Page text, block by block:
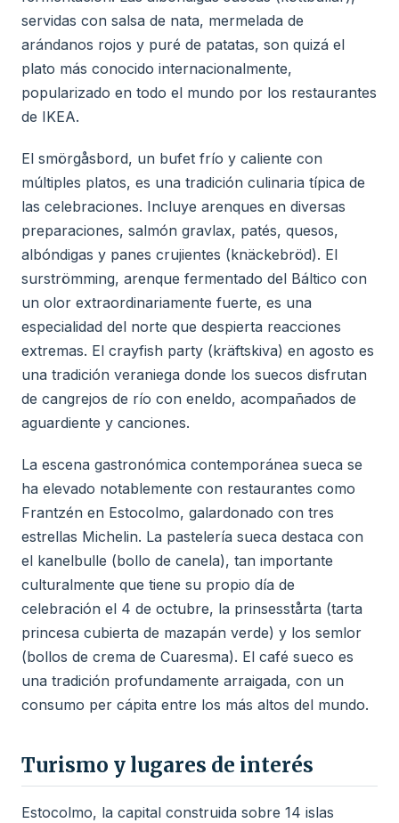
servidas con salsa de nata, mermelada de
arándanos rojos y puré de patatas, son quizá el
plato más conocido internacionalmente,
popularizado en todo el mundo por los restaurantes
de IKEA.
El smörgåsbord, un bufet frío y caliente con
múltiples platos, es una tradición culinaria típica de
las celebraciones. Incluye arenques en diversas
preparaciones, salmón gravlax, patés, quesos,
albóndigas y panes crujientes (knäckebröd). El
surströmming, arenque fermentado del Báltico con
un olor extraordinariamente fuerte, es una
especialidad del norte que despierta reacciones
extremas. El crayfish party (kräftskiva) en agosto es
una tradición veraniega donde los suecos disfrutan
de cangrejos de río con eneldo, acompañados de
aguardiente y canciones.
La escena gastronómica contemporánea sueca se
ha elevado notablemente con restaurantes como
Frantzén en Estocolmo, galardonado con tres
estrellas Michelin. La pastelería sueca destaca con
el kanelbulle (bollo de canela), tan importante
culturalmente que tiene su propio día de
celebración el 4 de octubre, la prinsesstårta (tarta
princesa cubierta de mazapán verde) y los semlor
(bollos de crema de Cuaresma). El café sueco es
una tradición profundamente arraigada, con un
consumo per cápita entre los más altos del mundo.
Turismo y lugares de interés
Estocolmo, la capital construida sobre 14 islas